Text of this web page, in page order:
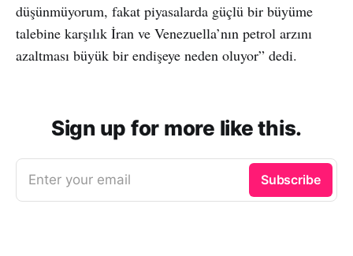
düşünmüyorum, fakat piyasalarda güçlü bir büyüme
talebine karşılık İran ve Venezuella’nın petrol arzını
azaltması büyük bir endişeye neden oluyor” dedi.
Sign up for more like this.
Enter your email Subscribe